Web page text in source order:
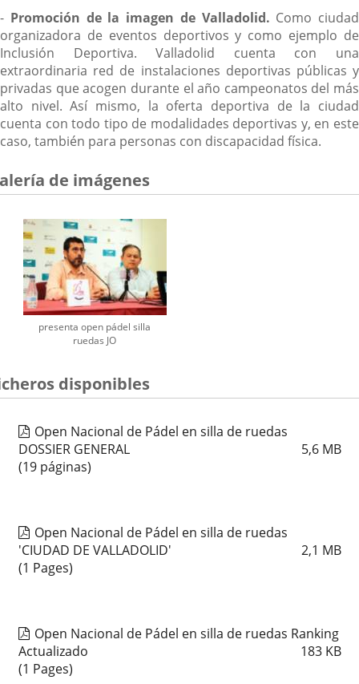
- Promoción de la imagen de Valladolid. Como ciudad
organizadora de eventos deportivos y como ejemplo de
Inclusión Deportiva. Valladolid cuenta con una
extraordinaria red de instalaciones deportivas públicas y
privadas que acogen durante el año campeonatos del más
alto nivel. Así mismo, la oferta deportiva de la ciudad
cuenta con todo tipo de modalidades deportivas y, en este
caso, también para personas con discapacidad física.
de imágenes
presenta open pádel silla
ruedas JO
disponibles
Open Nacional de Pádel en silla de ruedas
DOSSIER GENERAL
5,6 MB
(19 páginas)
Open Nacional de Pádel en silla de ruedas
'CIUDAD DE VALLADOLID'
2,1 MB
(1 Pages)
Open Nacional de Pádel en silla de ruedas Ranking
Actualizado
183 KB
(1 Pages)